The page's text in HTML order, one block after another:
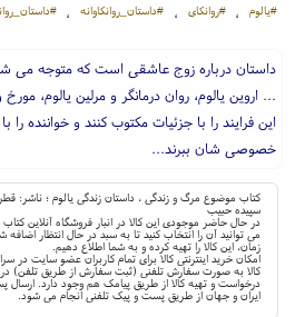
#یالوم ، #روانکای ، #داستان_روانکاوانه ،
داستان درباره زوج عاشقی است که متوجه می
... اروین یالوم، روان درمانگر و مرلین یالوم،
این فرایند را با جزئیات مکتوب کنند و خواننده
خصوصی شان ببرند...
کتاب موضوع مرگ و زندگی ، داستان زندگی یالوم ؛ ناشر:
سپیده حبیب
در حال حاضر موجودی این کالا در انبار فروشگاه آنلاین
می توانید آن را انتخاب کنید تا به سبد در حال انتظار
زمان، این کالا را تهیه کرده و به شما اطلاع دهیم.
امکان خرید اینترنتی کالا برای تمام کاربران عضو سایت
کالا به صورت سفارش تلفنی (ثبت سفارش از طریق تلفن)
درخواست و تهیه کالا از طریق پیامک هم وجود دارد. ارسال
ایران و جهان از طریق پست و پیک تلفنی انجام می شود.